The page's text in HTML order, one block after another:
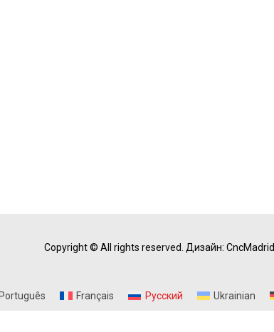
Copyright © All rights reserved. Дизайн: CncMadrid
Português Français Русский Ukrainian